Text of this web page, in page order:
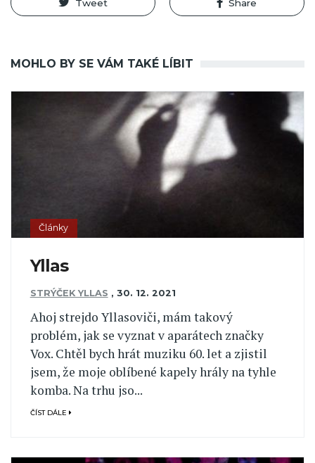
Tweet Share
MOHLO BY SE VÁM TAKÉ LÍBIT
Články
Yllas
STRÝČEK YLLAS , 30. 12. 2021
Ahoj strejdo Yllasoviči, mám takový
problém, jak se vyznat v aparátech značky
Vox. Chtěl bych hrát muziku 60. let a zjistil
jsem, že moje oblíbené kapely hrály na tyhle
komba. Na trhu jso...
ČÍST DÁLE